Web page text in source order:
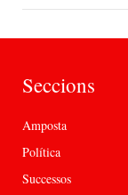
Seccions
Amposta
Política
Successos